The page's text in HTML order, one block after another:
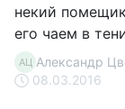
некий
его чаем в
АЦ Александр
08.03.2016